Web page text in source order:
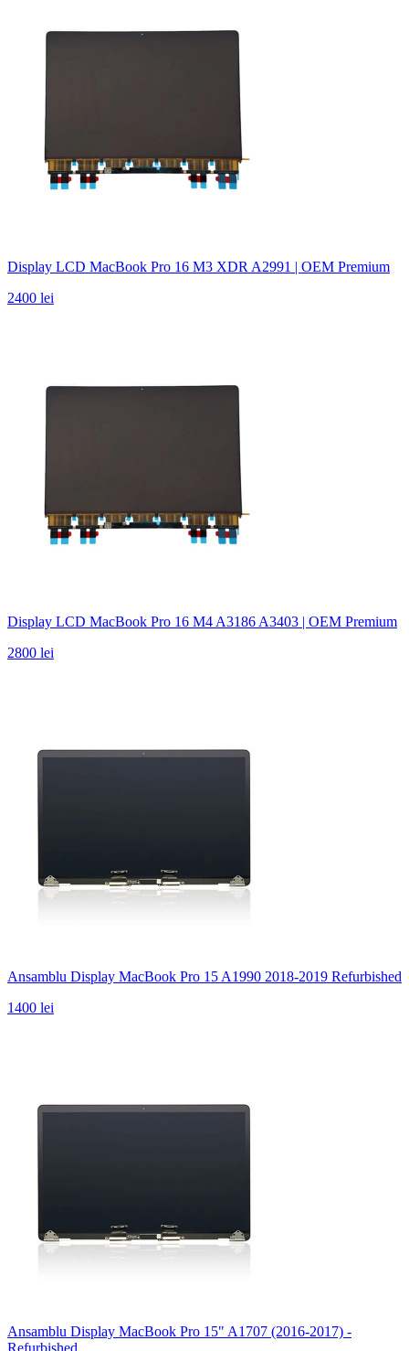
Display LCD MacBook Pro 16 M3 XDR A2991 | OEM Premium
2400 lei
Display LCD MacBook Pro 16 M4 A3186 A3403 | OEM Premium
2800 lei
Ansamblu Display MacBook Pro 15 A1990 2018-2019 Refurbished
1400 lei
Ansamblu Display MacBook Pro 15" A1707 (2016-2017) -
Refurbished